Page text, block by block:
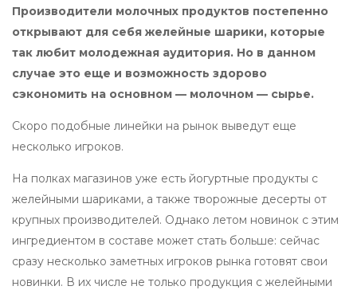
Производители молочных продуктов постепенно
открывают для себя желейные шарики, которые
так любит молодежная аудитория. Но в данном
случае это еще и возможность здорово
сэкономить на основном — молочном — сырье.
Скоро подобные линейки на рынок выведут еще
несколько игроков.
На полках магазинов уже есть йогуртные продукты с
желейными шариками, а также творожные десерты от
крупных производителей. Однако летом новинок с этим
ингредиентом в составе может стать больше: сейчас
сразу несколько заметных игроков рынка готовят свои
новинки. В их числе не только продукция с желейными